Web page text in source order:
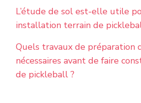
L’étude de sol est-elle utile
installation terrain de
Quels travaux de préparation
nécessaires avant de faire
de pickleball ?